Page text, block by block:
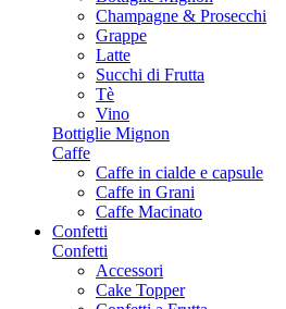
Champagne & Prosecchi
Grappe
Latte
Succhi di Frutta
Tè
Vino
Bottiglie Mignon
Caffe
Caffe in cialde e capsule
Caffe in Grani
Caffe Macinato
Confetti
Confetti
Accessori
Cake Topper